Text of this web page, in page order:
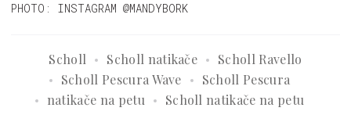
PHOTO: INSTAGRAM @MANDYBORK
Scholl Scholl natikače
Scholl Ravello
Scholl Pescura Wave
Scholl Pescura
natikače na petu
Scholl natikače na petu